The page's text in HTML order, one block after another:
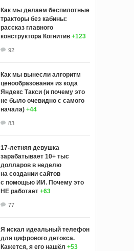
Как мы делаем беспилотные
тракторы без кабины:
рассказ главного
конструктора Когнитив +123
92
Как мы вынесли алгоритм
ценообразования из кода
Яндекс Такси (и почему это
не было очевидно с самого
начала) +44
83
17-летняя девушка
зарабатывает 10+ тыс
долларов в неделю
на создании сайтов
с помощью ИИ. Почему это
НЕ работает +63
77
Я искал идеальный телефон
для цифрового детокса.
Кажется, я его нашёл +53